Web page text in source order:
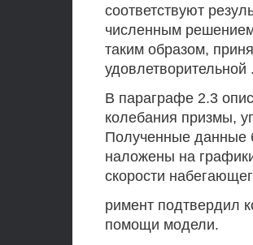
соответствуют
численным
таким образом,
удовлетворительной
В параграфе 2.3
колебания призмы,
Полученные данные
наложены на
скорости
римент подтвердил
помощи модели.